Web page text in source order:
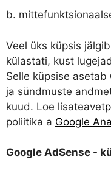
b.
Veel üks küpsis
külastati, kust
Selle küpsise asetab
ja sündmuste
kuud. Loe lisateavet
poliitika a Google
Google AdSense -